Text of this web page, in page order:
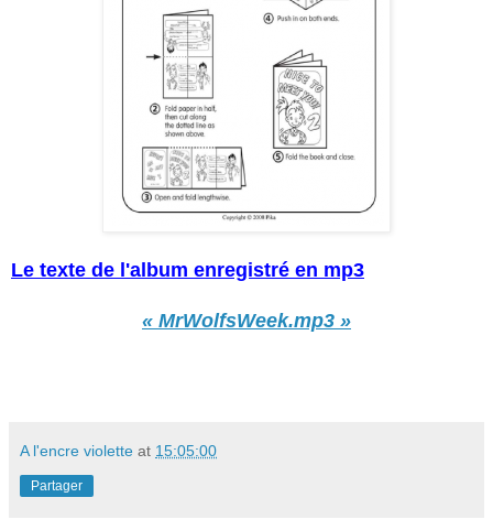
Le texte de l'album enregistré en mp3
« MrWolfsWeek.mp3 »
A l'encre violette at 15:05:00
Partager